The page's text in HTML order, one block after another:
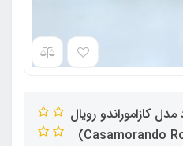
مدل کازاموراندو رویال
رایحه کازاموراتی لیرا ( Casamorando Royale)